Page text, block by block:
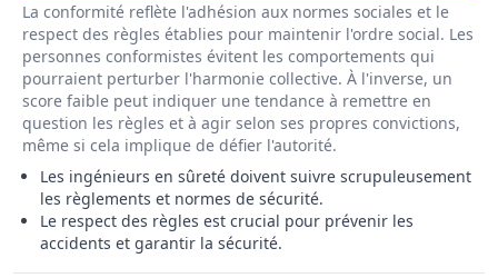
La conformité reflète l'adhésion aux normes sociales et le
respect des règles établies pour maintenir l'ordre social. Les
personnes conformistes évitent les comportements qui
pourraient perturber l'harmonie collective. À l'inverse, un
score faible peut indiquer une tendance à remettre en
question les règles et à agir selon ses propres convictions,
même si cela implique de défier l'autorité.
Les ingénieurs en sûreté doivent suivre scrupuleusement
les règlements et normes de sécurité.
Le respect des règles est crucial pour prévenir les
accidents et garantir la sécurité.